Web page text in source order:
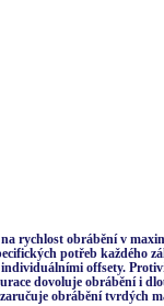
rychlost obrábění v
potřeb každého
offsety.
dovoluje obrábění i
obrábění tvrdých